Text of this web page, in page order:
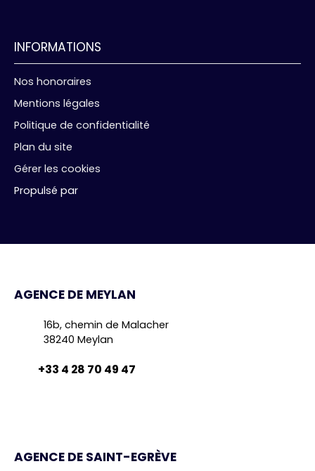
INFORMATIONS
Nos honoraires
Mentions légales
Politique de confidentialité
Plan du site
Gérer les cookies
Propulsé par
AGENCE DE MEYLAN
16b, chemin de Malacher
38240 Meylan
+33 4 28 70 49 47
AGENCE DE SAINT-EGRÈVE